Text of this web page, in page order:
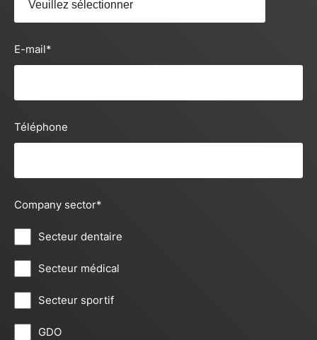
E-mail*
Téléphone
Company sector*
Secteur dentaire
Secteur médical
Secteur sportif
GDO